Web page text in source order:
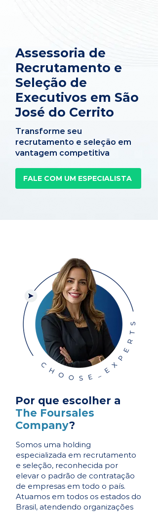
Assessoria de
Recrutamento e
Seleção de
Executivos em São
José do Cerrito
Transforme seu
recrutamento e seleção em
vantagem competitiva
FALE COM UM ESPECIALISTA
Por que escolher a
The Foursales
Company?
Somos uma holding
especializada em recrutamento
e seleção, reconhecida por
elevar o padrão de contratação
de empresas em todo o país.
Atuamos em todos os estados do
Brasil, atendendo organizações